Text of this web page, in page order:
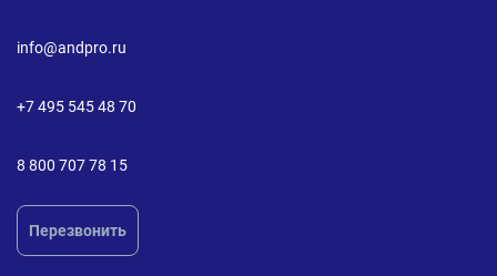
info@andpro.ru
+7 495 545 48 70
8 800 707 78 15
Перезвонить